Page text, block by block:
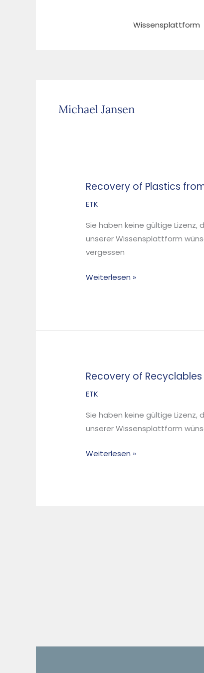
Wissensplattform
Michael Jansen
Recovery of Plastics
ETK
Sie haben keine gültige
unserer Wissensplattform
vergessen
Recovery
of
from
Household
Waste
Mechanical
Weiterlesen »
Recovery of
ETK
Sie haben keine gültige
unserer Wissensplattform
Recovery
of
from
Municipal
Waste
Weiterlesen »